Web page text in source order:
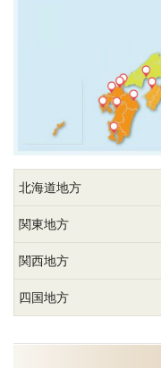
北海道地方
関東地方
関西地方
四国地方